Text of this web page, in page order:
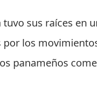
sus raíces en
los
panameños